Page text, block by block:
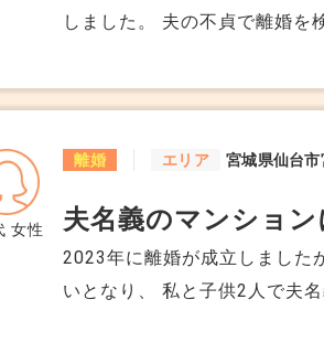
、銀行は「契約者本人が居住する前
況の変化
ら、後々確認が入る可能性はゼロで
が一番のポイント
しました。 夫の不貞で離婚を
にして、住宅ローンの名義は
そんなこと可能なのでしょう
女性
離婚 エリア 宮城県仙台
夫名義のマンショ
2023年に離婚が成立しました
いとなり、 私と子供2人で夫
賃貸を借りて住んでおり、こ